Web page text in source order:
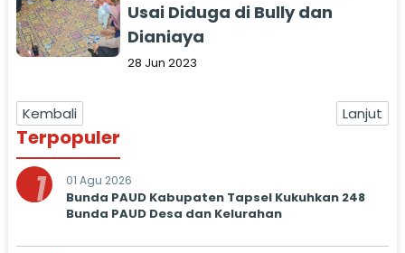
Usai Diduga di Bully dan
Dianiaya
28 Jun 2023
Kembali Lanjut
Terpopuler
1 01 Agu 2026
Bunda PAUD Kabupaten Tapsel Kukuhkan 248
Bunda PAUD Desa dan Kelurahan